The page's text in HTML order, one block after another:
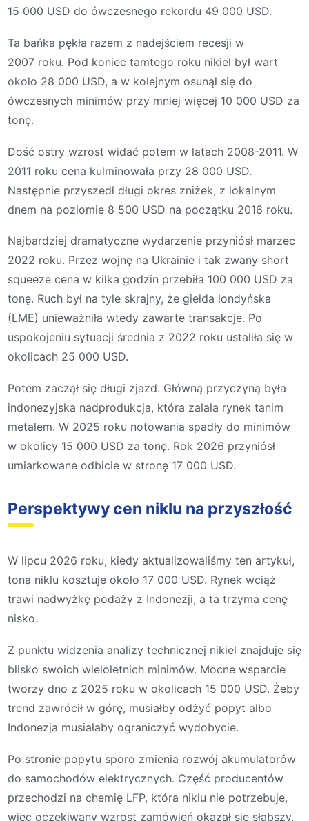
15 000 USD do ówczesnego rekordu 49 000 USD.
Ta bańka pękła razem z nadejściem recesji w
2007 roku. Pod koniec tamtego roku nikiel był wart
około 28 000 USD, a w kolejnym osunął się do
ówczesnych minimów przy mniej więcej 10 000 USD za
tonę.
Dość ostry wzrost widać potem w latach 2008-2011. W
2011 roku cena kulminowała przy 28 000 USD.
Następnie przyszedł długi okres zniżek, z lokalnym
dnem na poziomie 8 500 USD na początku 2016 roku.
Najbardziej dramatyczne wydarzenie przyniósł marzec
2022 roku. Przez wojnę na Ukrainie i tak zwany short
squeeze cena w kilka godzin przebiła 100 000 USD za
tonę. Ruch był na tyle skrajny, że giełda londyńska
(LME) unieważniła wtedy zawarte transakcje. Po
uspokojeniu sytuacji średnia z 2022 roku ustaliła się w
okolicach 25 000 USD.
Potem zaczął się długi zjazd. Główną przyczyną była
indonezyjska nadprodukcja, która zalała rynek tanim
metalem. W 2025 roku notowania spadły do minimów
w okolicy 15 000 USD za tonę. Rok 2026 przyniósł
umiarkowane odbicie w stronę 17 000 USD.
Perspektywy cen niklu na przyszłość
W lipcu 2026 roku, kiedy aktualizowaliśmy ten artykuł,
tona niklu kosztuje około 17 000 USD. Rynek wciąż
trawi nadwyżkę podaży z Indonezji, a ta trzyma cenę
nisko.
Z punktu widzenia analizy technicznej nikiel znajduje się
blisko swoich wieloletnich minimów. Mocne wsparcie
tworzy dno z 2025 roku w okolicach 15 000 USD. Żeby
trend zawrócił w górę, musiałby odżyć popyt albo
Indonezja musiałaby ograniczyć wydobycie.
Po stronie popytu sporo zmienia rozwój akumulatorów
do samochodów elektrycznych. Część producentów
przechodzi na chemię LFP, która niklu nie potrzebuje,
więc oczekiwany wzrost zamówień okazał się słabszy,